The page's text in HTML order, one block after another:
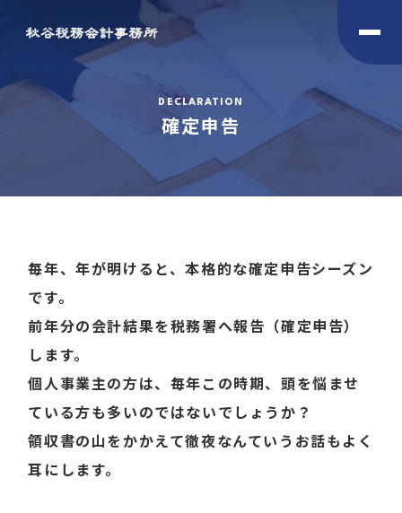
DECLARATION
確定申告
毎年、年が明けると、本格的な確定申告シーズン
です。
前年分の会計結果を税務署へ報告（確定申告）
します。
個人事業主の方は、毎年この時期、頭を悩ませ
ている方も多いのではないでしょうか？
領収書の山をかかえて徹夜なんていうお話もよく
耳にします。